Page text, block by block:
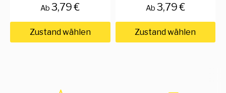
Ab 3,79 €
Zustand wählen
Ab 3,79 €
Zustand wählen